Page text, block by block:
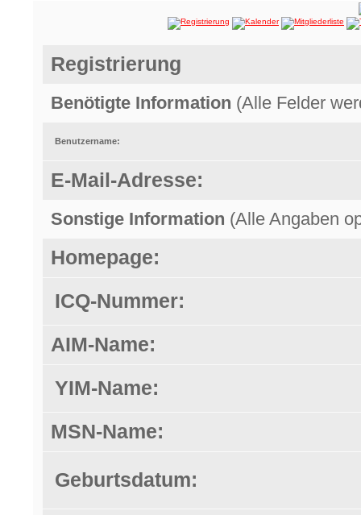
Registrierung
Benötigte Information (Alle Felder
Benutzername:
E-Mail-Adresse:
Sonstige Information (Alle Angaben
Homepage:
ICQ-Nummer:
AIM-Name:
YIM-Name:
MSN-Name:
Geburtsdatum: